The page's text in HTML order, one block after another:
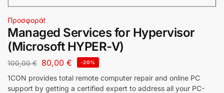
Προσφορά!
Managed Services for Hypervisor
(Microsoft HYPER-V)
100,00€ 80,00 € -20%
1CON provides total remote computer repair and online PC
support by getting a certified expert to address all your PC-